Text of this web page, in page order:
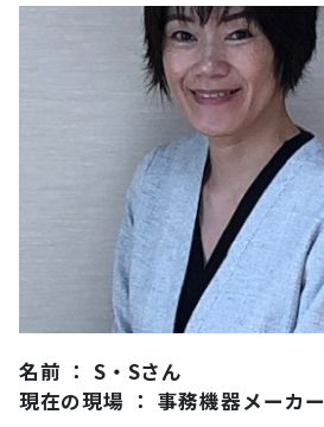
名前 ： S・Sさん
現在の現場 ： 事務機器メーカー